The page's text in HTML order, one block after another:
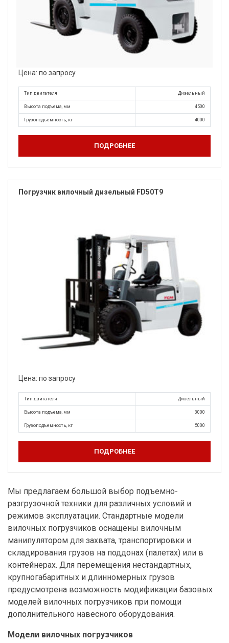
Цена: по запросу
Тип двигателя Дизельный
Высота подъема, мм 4500
Грузоподъемность, кг 4000
ПОДРОБНЕЕ
Погрузчик вилочный дизельный FD50T9
Цена: по запросу
Тип двигателя Дизельный
Высота подъема, мм 3000
Грузоподъемность, кг 5000
ПОДРОБНЕЕ
Мы предлагаем большой выбор подъемно-
разгрузочной техники для различных условий и
режимов эксплуатации. Стандартные модели
вилочных погрузчиков оснащены вилочным
манипулятором для захвата, транспортировки и
складирования грузов на поддонах (палетах) или в
контейнерах. Для перемещения нестандартных,
крупногабаритных и длинномерных грузов
предусмотрена возможность модификации базовых
моделей вилочных погрузчиков при помощи
дополнительного навесного оборудования.
Модели вилочных погрузчиков